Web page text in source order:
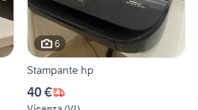
6
Stampante hp
40 €